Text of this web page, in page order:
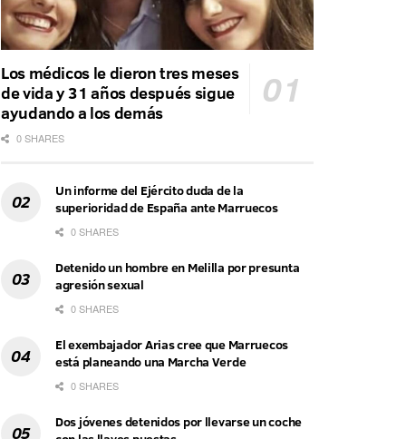
Los médicos le dieron tres meses
de vida y 31 años después sigue
ayudando a los demás
0 SHARES
Un informe del Ejército duda de la
superioridad de España ante Marruecos
0 SHARES
Detenido un hombre en Melilla por presunta
agresión sexual
0 SHARES
El exembajador Arias cree que Marruecos
está planeando una Marcha Verde
0 SHARES
Dos jóvenes detenidos por llevarse un coche